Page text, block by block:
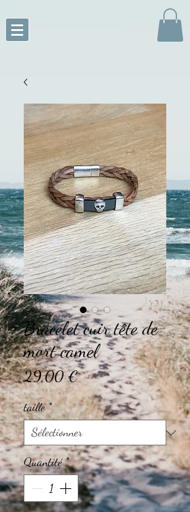
Bracelet cuir tête de
mort camel
29,00 €Prix
taille*
Quantité*